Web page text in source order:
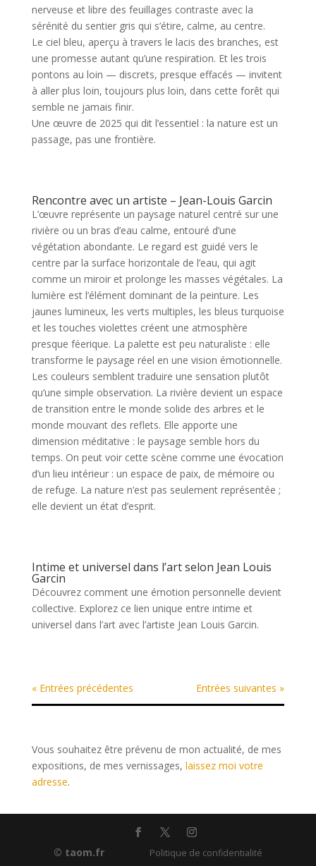
nerveuse et libre des feuillages contraste avec la
sérénité du sentier gris qui s’étire, calme, au centre.
Le ciel bleu, aperçu à travers le lacis des branches, est
une promesse autant qu’une respiration. Et les trois
pontons au loin — discrets, presque effacés — invitent
à aller plus loin, toujours plus loin, dans cette forêt qui
semble ne jamais finir.
Une œuvre de 2025 qui dit l’essentiel : la nature est un
passage, pas une frontière.
Rencontre avec un artiste – Jean-Louis Garcin
L’œuvre représente un paysage naturel centré sur une
rivière ou un bras d’eau calme, entouré d’une
végétation abondante. Le regard est guidé vers le
centre par la surface horizontale de l’eau, qui agit
comme un miroir et prolonge les masses végétales. La
lumière est l’élément dominant de la peinture. Les
jaunes lumineux, les verts multiples, les bleus turquoise
et les touches violettes créent une atmosphère
presque féerique. La palette est peu naturaliste : elle
transforme le paysage réel en une vision émotionnelle.
Les couleurs semblent traduire une sensation plutôt
qu’une simple observation. La rivière devient un espace
de transition entre le monde solide des arbres et le
monde mouvant des reflets. Elle apporte une
dimension méditative : le paysage semble hors du
temps. On peut voir cette scène comme une évocation
d’un lieu intérieur : un espace de paix, de mémoire ou
de refuge. La nature n’est pas seulement représentée ;
elle devient un état d’esprit.
Intime et universel dans l’art selon Jean Louis
Garcin
Découvrez comment une émotion personnelle devient
collective. Explorez ce lien unique entre intime et
universel dans l’art avec l’artiste Jean Louis Garcin.
« Entrées précédentes Entrées suivantes »
Vous souhaitez être prévenu de mon actualité, de mes
expositions, de mes vernissages, laissez moi votre
adresse.
© taom.fr
Politique de confidentialité